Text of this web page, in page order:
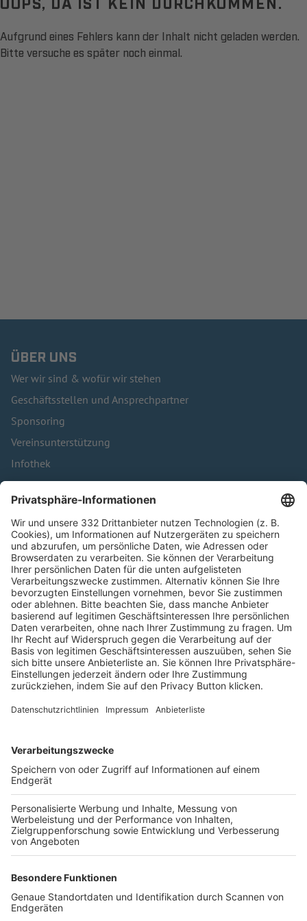
Aufgrund eines Fehlers kann der Inhalt nicht geladen werden.
Bitte versuche es später noch einmal.
ÜBER UNS
Wer wir sind & wofür wir stehen
Geschäftsstellen und Ansprechpartner
Sponsoring
Vereinsunterstützung
Infothek
Kontakt
HÄUFIG BESUCHTE SEITEN
Pässe und Vereinswechsel
Trainerausbildung
Schulungsangebot Vereinsmitarbeiter
BFV-Geschäftsstellen
Trainerbörse
Login SpielPlus
FOLGE DEM BFV
TOP-VEREINE
TOP-PARTNER